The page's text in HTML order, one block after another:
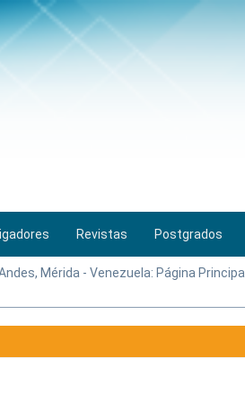
Revistas Postgrados
Mérida - Venezuela: Página Principal